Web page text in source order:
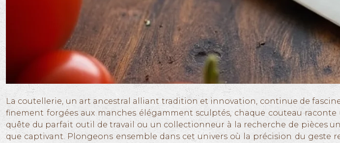
La coutellerie, un art ancestral alliant tradition et innovation, continue de
finement forgées aux manches élégamment sculptés, chaque couteau
quête du parfait outil de travail ou un collectionneur à la recherche de pièces
que captivant. Plongeons ensemble dans cet univers où la précision du geste